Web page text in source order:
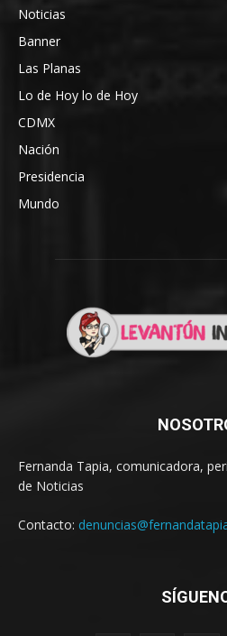
Noticias
Banner
Las Planas
Lo de Hoy lo de Hoy
CDMX
Nación
Presidencia
Mundo
Fernanda Tapia, comunicadora,
de Noticias
Contacto: